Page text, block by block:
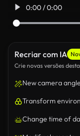
0:00 / 0:00
Recriar com IA
Crie novas versões
New camera
Transform
Change time of